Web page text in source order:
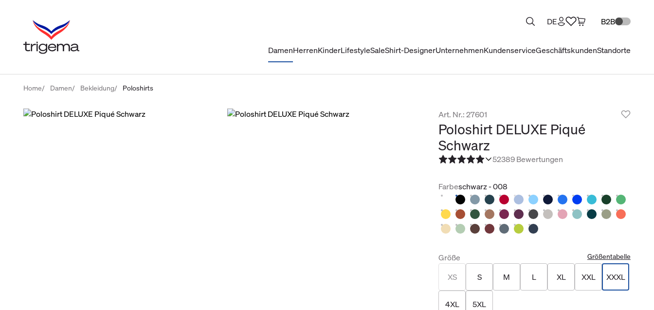
DamenHerrenKinderLifestyleSaleShirt-DesignerUnternehmenKundenserviceGeschäftskundenStandorte
DE B2B
Home Damen Bekleidung Poloshirts
Art. Nr.: 27601
Poloshirt DELUXE Piqué
Schwarz
52389 Bewertungen
Farbeschwarz - 008
Größe Größentabelle
XS S M L XL XXL XXXL
4XL 5XL